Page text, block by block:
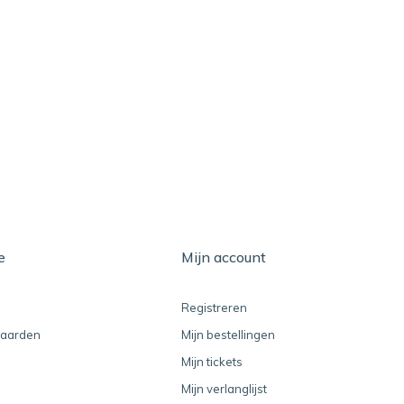
Mijn account
Registreren
Mijn bestellingen
Mijn tickets
Mijn verlanglijst